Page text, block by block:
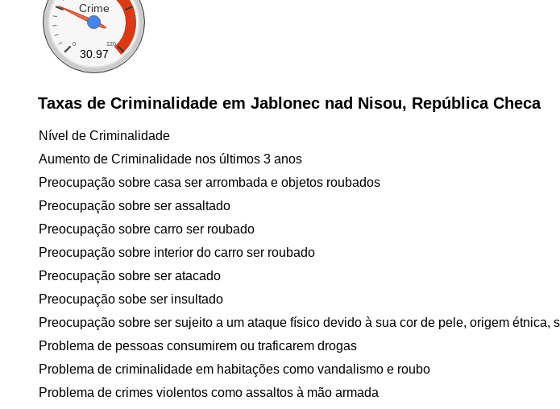
Crime
0 120
30.97
Taxas de Criminalidade em Jablonec nad Nisou, República Checa
Nível de Criminalidade
Aumento de Criminalidade nos últimos 3 anos
Preocupação sobre casa ser arrombada e objetos roubados
Preocupação sobre ser assaltado
Preocupação sobre carro ser roubado
Preocupação sobre interior do carro ser roubado
Preocupação sobre ser atacado
Preocupação sobe ser insultado
Preocupação sobre ser sujeito a um ataque físico devido à sua cor de pele, origem étnica,
Problema de pessoas consumirem ou traficarem drogas
Problema de criminalidade em habitações como vandalismo e roubo
Problema de crimes violentos como assaltos à mão armada